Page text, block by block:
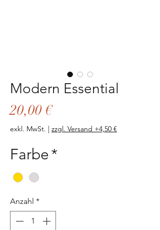
Modern Essential
20,00 €Preis
exkl. MwSt. | zzgl. Versand +4,50 €
Farbe*
Anzahl *